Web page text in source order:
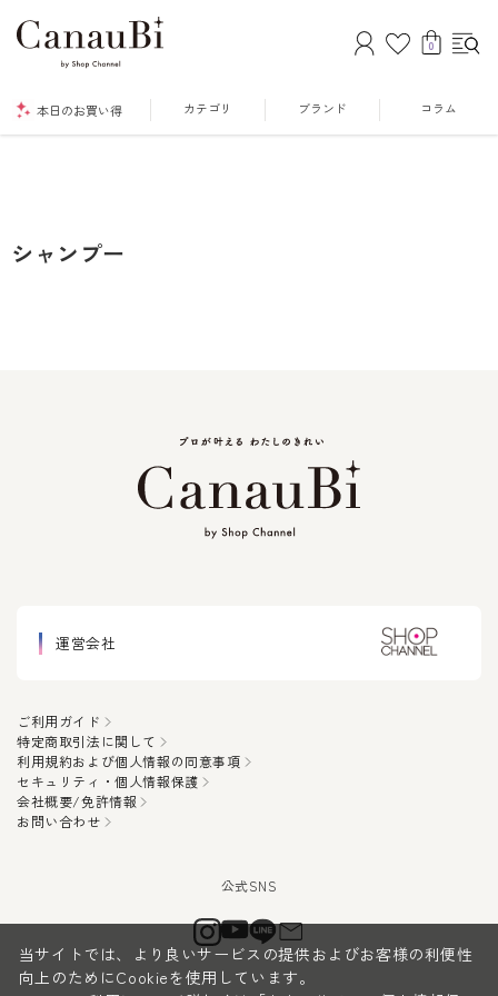
0
本日のお買い得 カテゴリ ブランド コラム
シャンプー
運営会社
ご利用ガイド
特定商取引法に関して
利用規約および個人情報の同意事項
セキュリティ・個人情報保護
会社概要/免許情報
お問い合わせ
当サイトでは、より良いサービスの提供およびお客様の利便性
向上のためにCookieを使用しています。